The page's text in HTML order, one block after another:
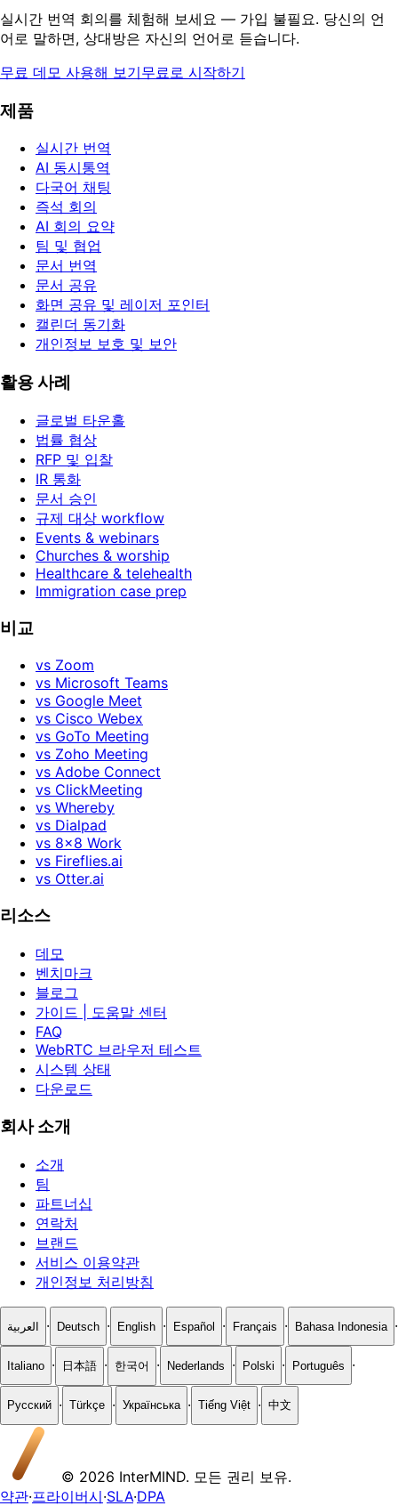
실시간 번역 회의를 체험해 보세요 — 가입 불필요. 당신의 언
어로 말하면, 상대방은 자신의 언어로 듣습니다.
무료 데모 사용해 보기무료로 시작하기
제품
실시간 번역
AI 동시통역
다국어 채팅
즉석 회의
AI 회의 요약
팀 및 협업
문서 번역
문서 공유
화면 공유 및 레이저 포인터
캘린더 동기화
개인정보 보호 및 보안
활용 사례
글로벌 타운홀
법률 협상
RFP 및 입찰
IR 통화
문서 승인
규제 대상 workflow
Events & webinars
Churches & worship
Healthcare & telehealth
Immigration case prep
비교
vs Zoom
vs Microsoft Teams
vs Google Meet
vs Cisco Webex
vs GoTo Meeting
vs Zoho Meeting
vs Adobe Connect
vs ClickMeeting
vs Whereby
vs Dialpad
vs 8x8 Work
vs Fireflies.ai
vs Otter.ai
리소스
데모
벤치마크
블로그
가이드 | 도움말 센터
FAQ
WebRTC 브라우저 테스트
시스템 상태
다운로드
회사 소개
소개
팀
파트너십
연락처
브랜드
서비스 이용약관
개인정보 처리방침
العربية · Deutsch · English · Español · Français · Bahasa Indonesia ·
Italiano · 日本語 · 한국어 · Nederlands · Polski · Português ·
Русский · Türkçe · Українська · Tiếng Việt · 中文
© 2026 InterMIND. 모든 권리 보유.
약관·프라이버시·SLA·DPA